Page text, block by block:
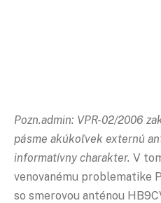
Pozn.admin: VPR-02/2006
pásme akúkoľvek externú
informatívny charakter. V
venovanému problematike
so smerovou anténou